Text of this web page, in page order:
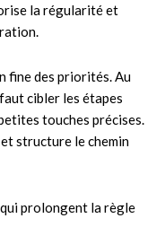
la régularité et
fine des priorités. Au
cibler les étapes
touches précises.
structure le chemin
prolongent la règle